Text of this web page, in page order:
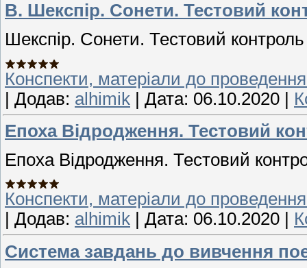
В. Шекспір. Сонети. Тестовий
Шекспір. Сонети. Тестовий
Конспекти, матеріали до проведення
| Додав: alhimik | Дата: 06.10.2020 |
Епоха Відродження. Тестовий
Епоха Відродження. Тестовий
Конспекти, матеріали до проведення
Додав: alhimik Дата: 06.10.2020
Система завдань до вивчення